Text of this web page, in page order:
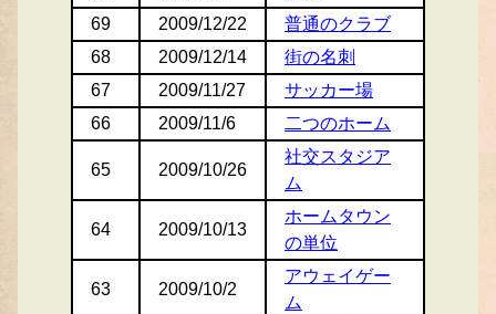
69
2009/12/22
普通のクラブ
68
2009/12/14
街の名刺
67
2009/11/27
サッカー場
66
2009/11/6 二つのホーム
65 2009/10/26
社交スタジア
ム
64 2009/10/13
ホームタウン
の単位
63 2009/10/2
アウェイゲー
ム